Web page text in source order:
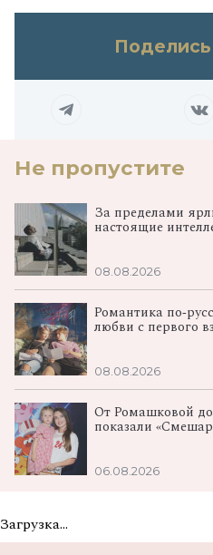
Поделись
Не пропустите
За пределами
настоящие
08.08.2026
Романтика
любви с первого
08.08.2026
От Ромашковой
показали
06.08.2026
Загрузка...